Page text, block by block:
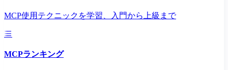
MCP使用テクニックを学習、入門から上級まで
MCPランキング